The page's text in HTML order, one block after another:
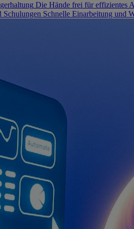
Die Hände frei für effizientes
Schulungen Schnelle Einarbeitung und